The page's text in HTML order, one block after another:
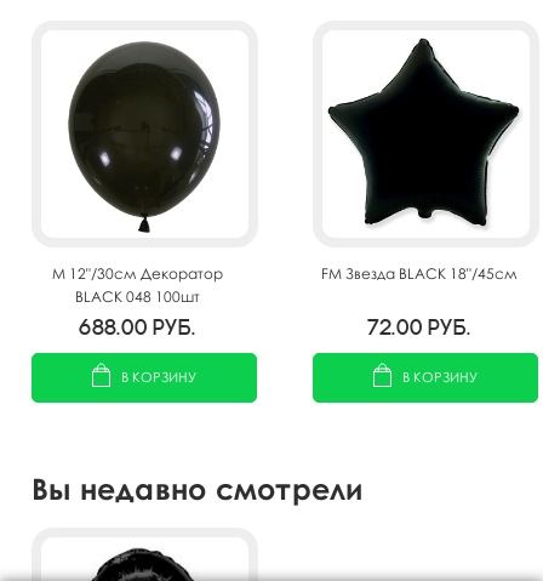
M 12"/30см Декоратор
BLACK 048 100шт
688.00 руб.
В КОРЗИНУ
FM Звезда BLACK 18"/45см
72.00 руб.
В КОРЗИНУ
Вы недавно смотрели